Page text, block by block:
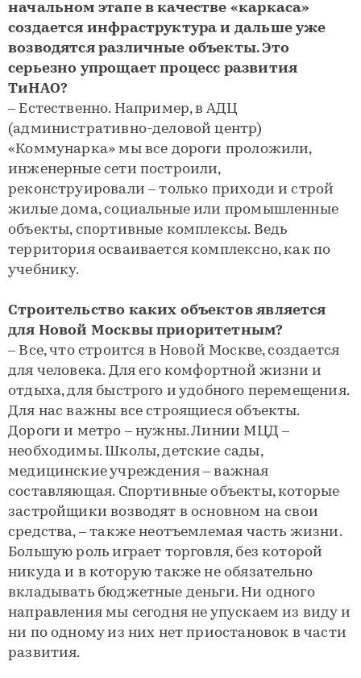
начальном этапе в качестве «каркаса»
создается инфраструктура и дальше уже
возводятся различные объекты. Это
серьезно упрощает процесс развития
ТиНАО?
– Естественно. Например, в АДЦ
(административно-деловой центр)
«Коммунарка» мы все дороги проложили,
инженерные сети построили,
реконструировали – только приходи и строй
жилые дома, социальные или промышленные
объекты, спортивные комплексы. Ведь
территория осваивается комплексно, как по
учебнику.
Строительство каких объектов является
для Новой Москвы приоритетным?
– Все, что строится в Новой Москве, создается
для человека. Для его комфортной жизни и
отдыха, для быстрого и удобного перемещения.
Для нас важны все строящиеся объекты.
Дороги и метро – нужны. Линии МЦД –
необходимы. Школы, детские сады,
медицинские учреждения – важная
составляющая. Спортивные объекты, которые
застройщики возводят в основном на свои
средства, – также неотъемлемая часть жизни.
Большую роль играет торговля, без которой
никуда и в которую также не обязательно
вкладывать бюджетные деньги. Ни одного
направления мы сегодня не упускаем из виду и
ни по одному из них нет приостановок в части
развития.